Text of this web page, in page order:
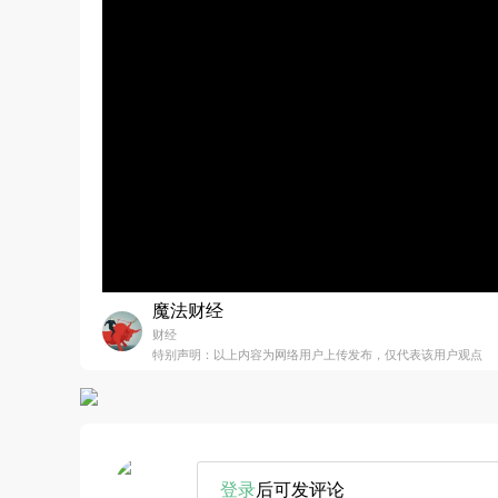
魔法财经
财经
特别声明：以上内容为网络用户上传发布，仅代表该用户观点
登录后可发评论